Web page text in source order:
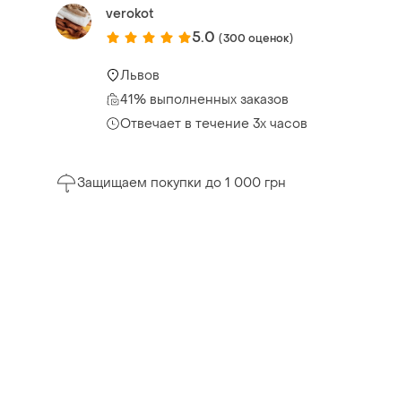
verokot
5.0 (300 оценок)
Львов
41% выполненных заказов
Отвечает в течение 3х часов
Защищаем покупки до 1 000 грн